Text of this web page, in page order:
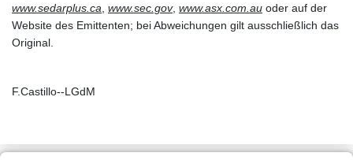
www.sedarplus.ca www.sec.gov, www.asx.com.au oder auf der
Website des Emittenten; bei Abweichungen gilt ausschließlich das
Original.
F.Castillo--LGdM